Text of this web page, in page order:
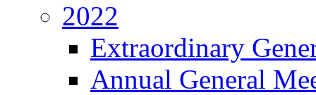
2022
Extraordinary
Annual General